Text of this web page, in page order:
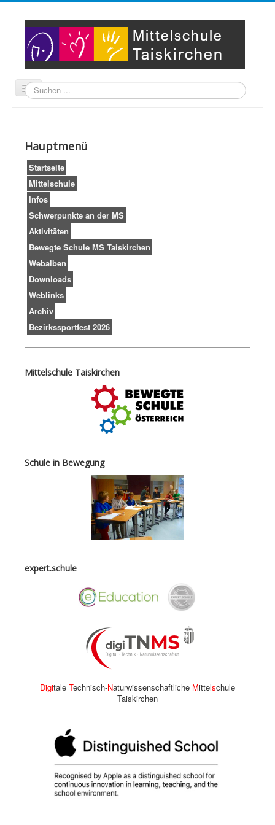
Suche
Impressum
Hauptmenü
Startseite
Mittelschule
Infos
Schwerpunkte an der MS
Aktivitäten
Bewegte Schule MS Taiskirchen
Webalben
Downloads
Weblinks
Archiv
Bezirkssportfest 2026
Mittelschule Taiskirchen
Schule in Bewegung
expert.schule
Digitale Technisch-Naturwissenschaftliche Mittelschule
Taiskirchen